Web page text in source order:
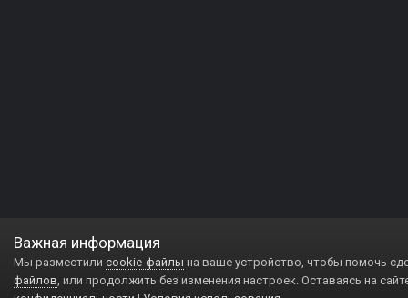
Важная информация
Мы разместили cookie-файлы на ваше устройство, чтобы помочь
файлов, или продолжить без изменения настроек. Оставаясь на